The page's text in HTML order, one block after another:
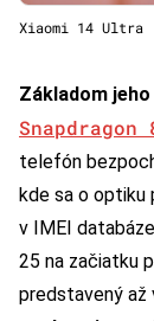
Xiaomi 14 Ultra
Základom
Snapdragon
telefón
kde sa o optiku
v IMEI
25 na začiatku
predstavený až